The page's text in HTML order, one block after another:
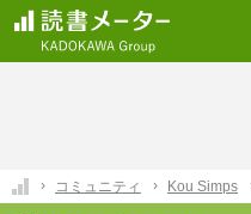
コミュニティ Kou Simps